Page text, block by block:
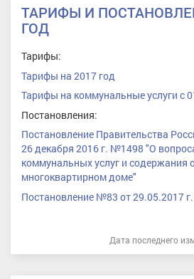
ТАРИФЫ И
ГОД
Тарифы:
Тарифы на 2017 год
Тарифы на коммунальные услуги с
Постановления:
Постановление Правительства
26 декабря 2016 г. №1498 "О
коммунальных услуг и содержания
многоквартирном доме"
Постановление №83 от 29.05.2017
Дата последнего